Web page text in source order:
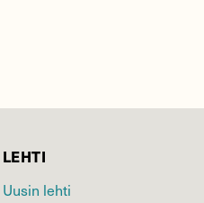
LEHTI
Uusin lehti